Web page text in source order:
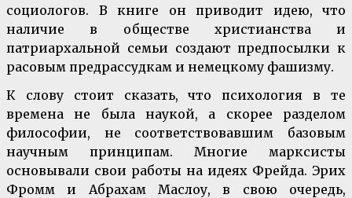
социологов. В книге он приводит идею, что
наличие в обществе христианства и
патриархальной семьи создают предпосылки к
расовым предрассудкам и немецкому фашизму.
К слову стоит сказать, что психология в те
времена не была наукой, а скорее разделом
философии, не соответствовавшим базовым
научным принципам. Многие марксисты
основывали свои работы на идеях Фрейда. Эрих
Фромм и Абрахам Маслоу, в свою очередь,